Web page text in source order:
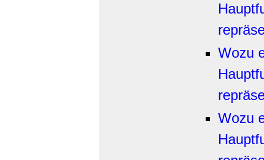
Wozu
Wozu